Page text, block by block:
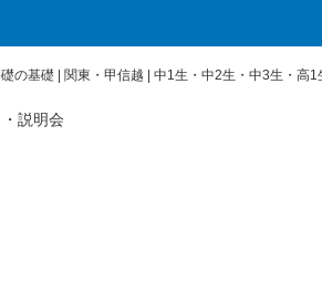
の基礎 | 関東・甲信越 | 中1生・中2生・中3生・高1
説明会